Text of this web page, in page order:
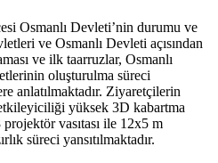
Osmanlı Devleti’nin durumu ve
ve Osmanlı Devleti açısından
ve ilk taarruzlar, Osmanlı
oluşturulma süreci
anlatılmaktadır. Ziyaretçilerin
etkileyiciliği yüksek 3D kabartma
vasıtası ile 12x5 m
süreci yansıtılmaktadır.